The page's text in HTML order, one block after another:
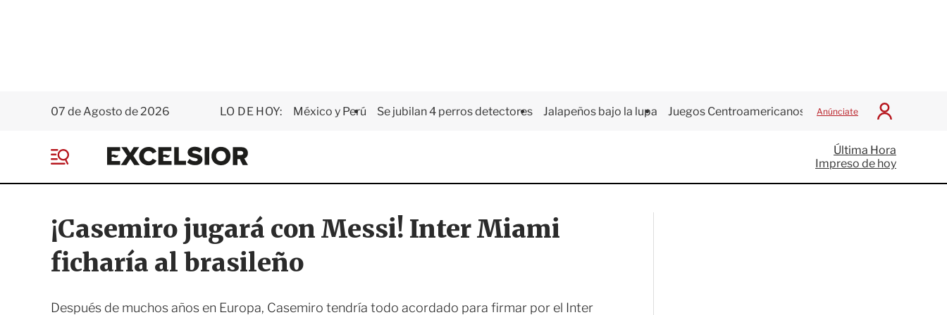
07 de Agosto de 2026 LO DE HOY: México y Perú Se jubilan 4 perros detectores Jalapeños bajo la lupa Juegos Centroamericanos Anúnciate
I
c
i
a
E
x
e
i
o
r
e
Última Hora
Impreso de hoy
¡Casemiro jugará con Messi! Inter Miami
ficharía al brasileño
Después de muchos años en Europa, Casemiro tendría todo acordado para firmar por el Inter